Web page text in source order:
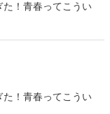
た！青春ってこうい
た！青春ってこうい